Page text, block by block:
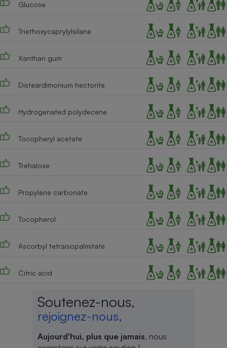
Glucose
Triethoxycaprylylsilane
Xanthan gum
Disteardimonium hectorite
Hydrogenated polydecene
Tocopheryl acetate
Trehalose
Propylene carbonate
Tocopherol
Ascorbyl tetraisopalmitate
Citric acid
Soutenez-nous,
rejoignez-nous,
Aujourd'hui, plus que jamais, nous